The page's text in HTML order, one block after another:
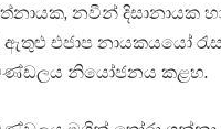
නවීන් දිසානායක හා
එජාප නායකයයෝ
නියෝජනය කළහ.